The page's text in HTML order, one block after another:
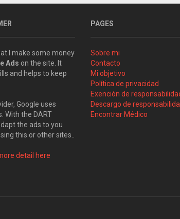
I make some money
Ads on the site. It
and helps to keep
Google uses
With the DART
the ads to you
this or other sites..
detail here
PAGES
Sobre mi
Contacto
Mi objetivo
Política de privacidad
Exención de
Descargo de
Encontrar Médico